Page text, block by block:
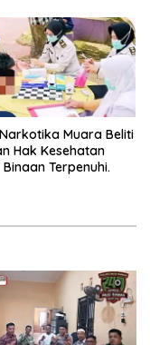
Muara Beliti
Hak Kesehatan
Terpenuhi.